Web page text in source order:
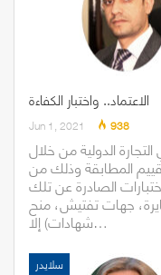
الاعتماد.. واختبار الكفاءة
Jun 1, 2021 938
الدولية من خلال
تقييم المطابقة وذلك من
الصادرة عن تلك
جهات تفتيش، منح
شهادات) إلا…
سلايدر